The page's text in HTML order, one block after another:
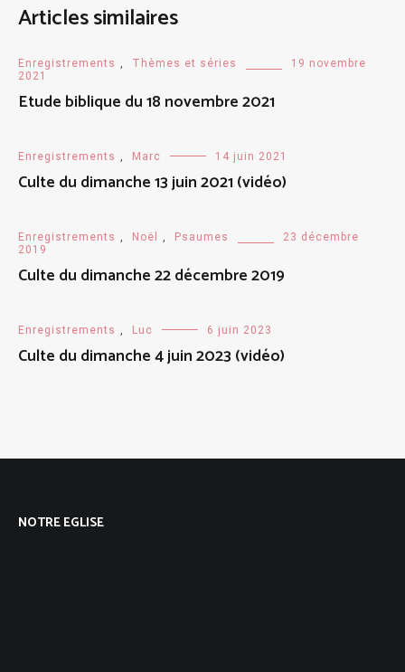
Articles similaires
Enregistrements , Thèmes et séries
19 novembre
2021
Etude biblique du 18 novembre 2021
Enregistrements , Marc 14 juin 2021
Culte du dimanche 13 juin 2021 (vidéo)
Enregistrements , Noël , Psaumes
23 décembre
2019
Culte du dimanche 22 décembre 2019
Enregistrements , Luc 6 juin 2023
Culte du dimanche 4 juin 2023 (vidéo)
NOTRE EGLISE